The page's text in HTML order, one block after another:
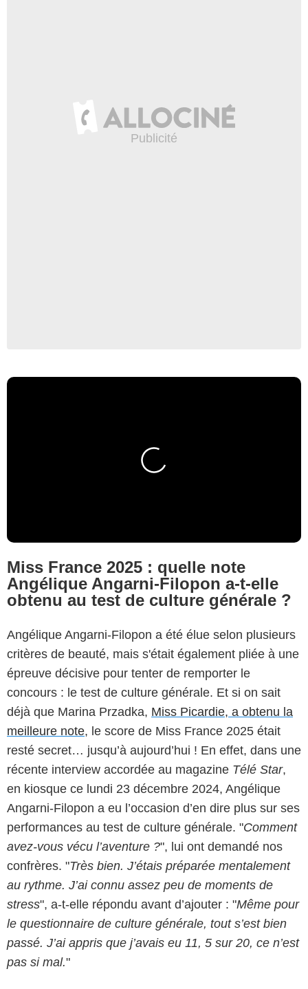
Miss France 2025 : quelle note
Angélique Angarni-Filopon a-t-elle
obtenu au test de culture générale ?
Angélique Angarni-Filopon a été élue selon plusieurs
critères de beauté, mais s'était également pliée à une
épreuve décisive pour tenter de remporter le
concours : le test de culture générale. Et si on sait
déjà que Marina Przadka, Miss Picardie, a obtenu la
meilleure note, le score de Miss France 2025 était
resté secret… jusqu’à aujourd’hui ! En effet, dans une
récente interview accordée au magazine Télé Star,
en kiosque ce lundi 23 décembre 2024, Angélique
Angarni-Filopon a eu l’occasion d’en dire plus sur ses
performances au test de culture générale. "Comment
avez-vous vécu l’aventure ?", lui ont demandé nos
confrères. "Très bien. J’étais préparée mentalement
au rythme. J’ai connu assez peu de moments de
stress", a-t-elle répondu avant d’ajouter : "Même pour
le questionnaire de culture générale, tout s’est bien
passé. J’ai appris que j’avais eu 11, 5 sur 20, ce n’est
pas si mal."